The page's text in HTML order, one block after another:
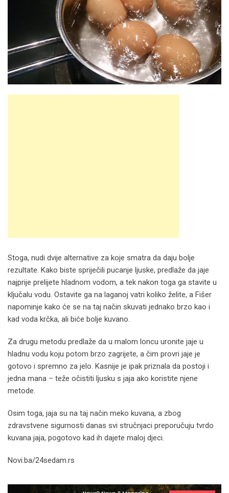
Stoga, nudi dvije alternative za koje smatra da daju bolje
rezultate. Kako biste spriječili pucanje ljuske, predlaže da jaje
najprije prelijete hladnom vodom, a tek nakon toga ga stavite u
ključalu vodu. Ostavite ga na laganoj vatri koliko želite, a Fišer
napominje kako će se na taj način skuvati jednako brzo kao i
kad voda krčka, ali biće bolje kuvano.
Za drugu metodu predlaže da u malom loncu uronite jaje u
hladnu vodu koju potom brzo zagrijete, a čim provri jaje je
gotovo i spremno za jelo. Kasnije je ipak priznala da postoji i
jedna mana – teže očistiti ljusku s jaja ako koristite njene
metode.
Osim toga, jaja su na taj način meko kuvana, a zbog
zdravstvene sigurnosti danas svi stručnjaci preporučuju tvrdo
kuvana jaja, pogotovo kad ih dajete maloj djeci.
Novi.ba/24sedam.rs